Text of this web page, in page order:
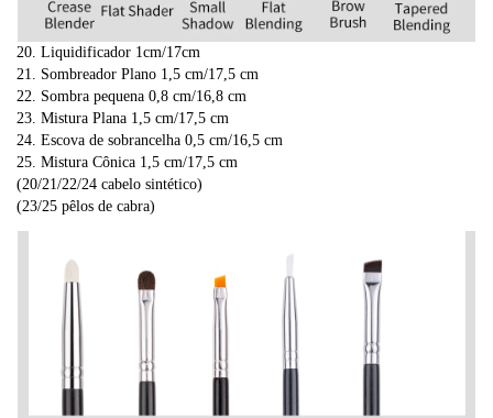
20. Liquidificador 1cm/17cm
21. Sombreador Plano 1,5 cm/17,5 cm
22. Sombra pequena 0,8 cm/16,8 cm
23. Mistura Plana 1,5 cm/17,5 cm
24. Escova de sobrancelha 0,5 cm/16,5 cm
25. Mistura Cônica 1,5 cm/17,5 cm
(20/21/22/24 cabelo sintético)
(23/25 pêlos de cabra)